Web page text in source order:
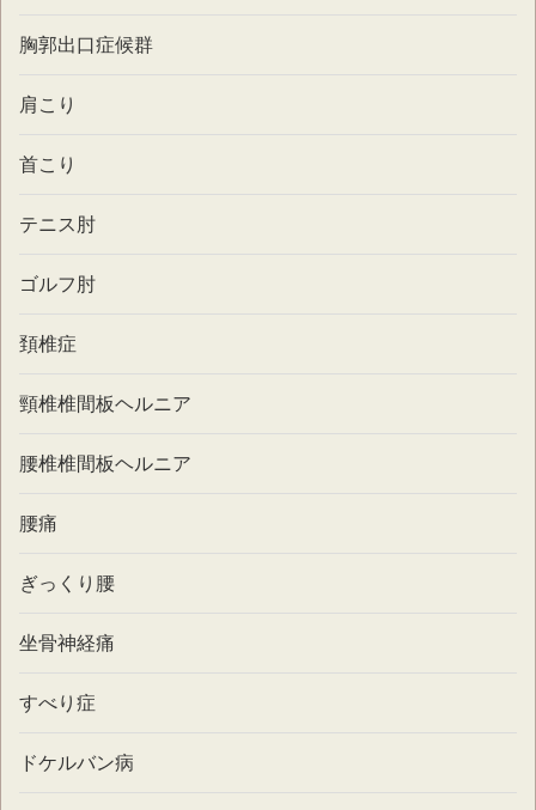
胸郭出口症候群
肩こり
首こり
テニス肘
ゴルフ肘
頚椎症
頸椎椎間板ヘルニア
腰椎椎間板ヘルニア
腰痛
ぎっくり腰
坐骨神経痛
すべり症
ドケルバン病